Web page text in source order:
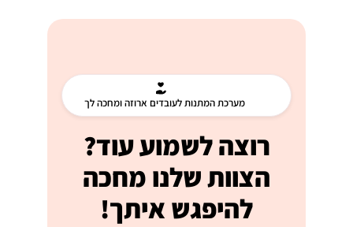
מערכת המתנות לעובדים ארוזה ומחכה לך
רוצה לשמוע עוד?
הצוות שלנו מחכה
להיפגש איתך!